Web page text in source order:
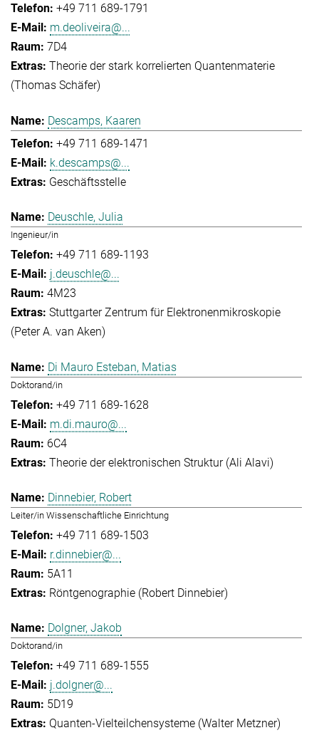
+49 711 689-1791
m.deoliveira@...
7D4
Theorie der stark korrelierten Quantenmaterie
(Thomas Schäfer)
Descamps, Kaaren
+49 711 689-1471
k.descamps@...
Geschäftsstelle
Deuschle, Julia
Ingenieur/in
+49 711 689-1193
j.deuschle@...
4M23
Stuttgarter Zentrum für Elektronenmikroskopie
(Peter A. van Aken)
Di Mauro Esteban, Matias
Doktorand/in
+49 711 689-1628
m.di.mauro@...
6C4
Theorie der elektronischen Struktur (Ali Alavi)
Dinnebier, Robert
Leiter/in Wissenschaftliche Einrichtung
+49 711 689-1503
r.dinnebier@...
5A11
Röntgenographie (Robert Dinnebier)
Dolgner, Jakob
Doktorand/in
+49 711 689-1555
j.dolgner@...
5D19
Quanten-Vielteilchensysteme (Walter Metzner)